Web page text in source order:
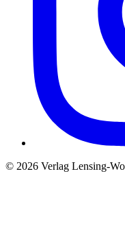
© 2026 Verlag Lensing-